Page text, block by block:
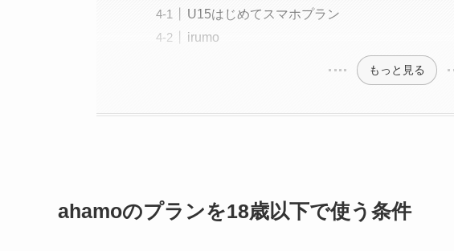
U15はじめてスマホプラン
irumo
もっと見る
ahamoのプランを18歳以下で使う条件